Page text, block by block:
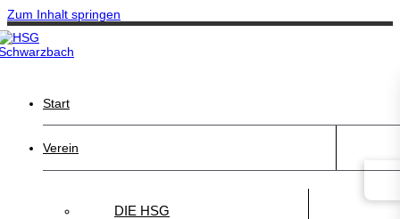
Zum Inhalt springen
Start
Verein
DIE HSG